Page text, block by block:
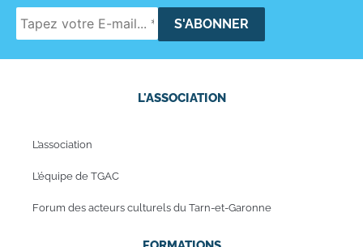
L'ASSOCIATION
L’association
L’équipe de TGAC
Forum des acteurs culturels du Tarn-et-Garonne